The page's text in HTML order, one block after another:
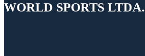
WORLD SPORTS LTDA.